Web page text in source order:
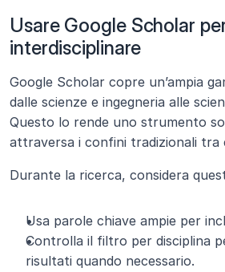
Usare Google Scholar
interdisciplinare
Google Scholar copre un’ampia
dalle scienze e ingegneria alle
Questo lo rende uno strumento
attraversa i confini tradizionali tra
Durante la ricerca, considera
Usa parole chiave ampie per
Controlla il filtro per disciplina
risultati quando necessario.